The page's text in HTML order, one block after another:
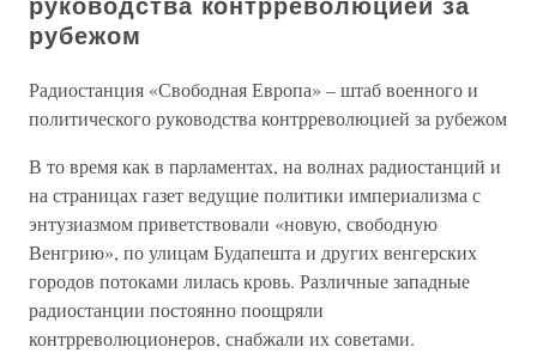
руководства контрреволюцией за
рубежом
Радиостанция «Свободная Европа» – штаб военного и
политического руководства контрреволюцией за рубежом
В то время как в парламентах, на волнах радиостанций и
на страницах газет ведущие политики империализма с
энтузиазмом приветствовали «новую, свободную
Венгрию», по улицам Будапешта и других венгерских
городов потоками лилась кровь. Различные западные
радиостанции постоянно поощряли
контрреволюционеров, снабжали их советами.